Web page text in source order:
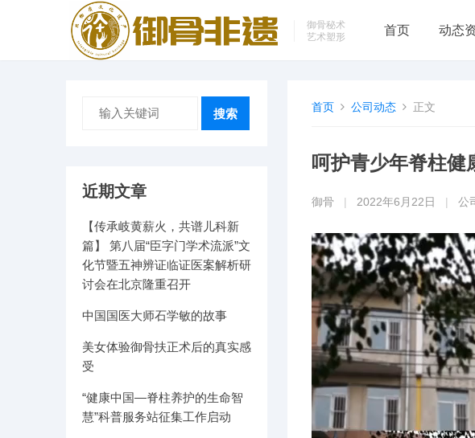
御骨秘术
艺术塑形
首页 动态
首页 公司动态 正文
呵护青少年脊柱
御骨 2022年6月22日 公
视
频
播
放
器
搜索
近期文章
【传承岐黄薪火，共谱儿科新
篇】 第八届“臣字门学术流派”文
化节暨五神辨证临证医案解析研
讨会在北京隆重召开
中国国医大师石学敏的故事
美女体验御骨扶正术后的真实感
受
“健康中国—脊柱养护的生命智
慧”科普服务站征集工作启动